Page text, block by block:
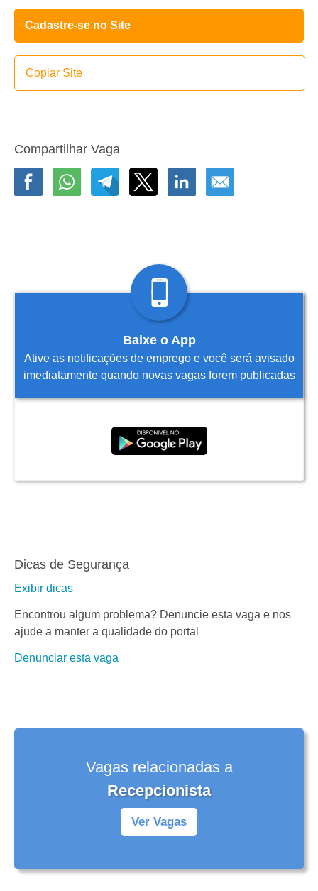
Cadastre-se no Site
Copiar Site
Compartilhar Vaga
Baixe o App
Ative as notificações de emprego e você será avisado
imediatamente quando novas vagas forem publicadas
Dicas de Segurança
Exibir dicas
Encontrou algum problema? Denuncie esta vaga e nos
ajude a manter a qualidade do portal
Denunciar esta vaga
Vagas relacionadas a
Recepcionista
Ver Vagas